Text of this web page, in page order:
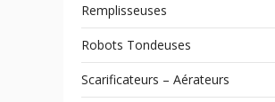
Remplisseuses
Robots Tondeuses
Scarificateurs – Aérateurs